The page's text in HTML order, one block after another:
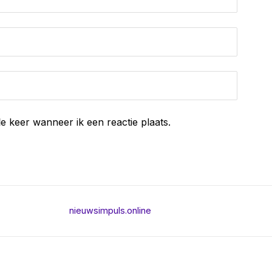
keer wanneer ik een reactie plaats.
nieuwsimpuls.online